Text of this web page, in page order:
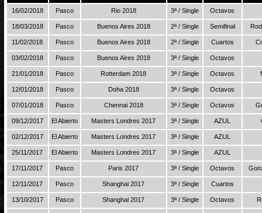
16/02/2018 Pasco Rio 2018 3ª / Single Octavos
18/03/2018 Pasco Buenos Aires 2018 2ª / Single Semifinal
11/02/2018 Pasco Buenos Aires 2018 2ª / Single Cuartos
03/02/2018 Pasco Buenos Aires 2018 3ª / Single Octavos
21/01/2018 Pasco Rotterdam 2018 3ª / Single Octavos
12/01/2018 Pasco Doha 2018 3ª / Single Octavos
07/01/2018 Pasco Chennai 2018 3ª / Single Octavos
09/12/2017 El Abierto Masters Londres 2017 3ª / Single AZUL
02/12/2017 El Abierto Masters Londres 2017 3ª / Single AZUL
25/11/2017 El Abierto Masters Londres 2017 3ª / Single AZUL
17/11/2017 Pasco Paris 2017 3ª / Single Octavos
12/11/2017 Pasco Shanghai 2017 3ª / Single Cuartos
13/10/2017 Pasco Shanghai 2017 3ª / Single Octavos